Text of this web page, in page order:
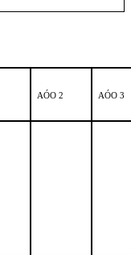
AÓO 2 AÓO 3